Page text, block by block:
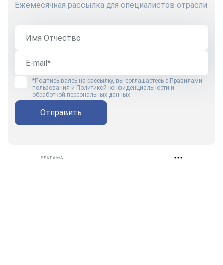
Ежемесячная рассылка для специалистов отрасли
*Подписываясь на рассылку, вы соглашаетесь с Правилами
пользования и Политикой конфиденциальности и
обработкой персональных данных
Отправить
РЕКЛАМА